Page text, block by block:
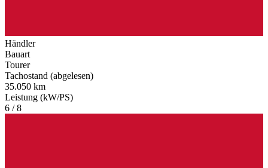
Händler
Bauart
Tourer
Tachostand (abgelesen)
35.050 km
Leistung (kW/PS)
6 / 8